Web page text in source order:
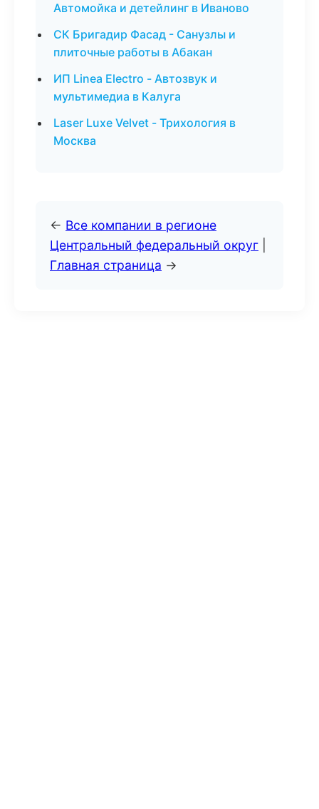
Автомойка и детейлинг в Иваново
СК Бригадир Фасад - Санузлы и
плиточные работы в Абакан
ИП Linea Electro - Автозвук и
мультимедиа в Калуга
Laser Luxe Velvet - Трихология в
Москва
← Все компании в регионе
Центральный федеральный округ
Главная страница →